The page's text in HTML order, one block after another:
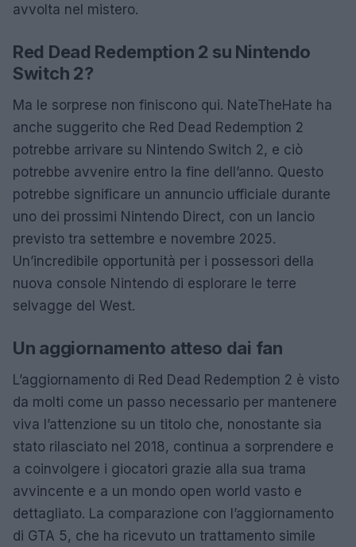
avvolta nel mistero.
Red Dead Redemption 2 su Nintendo
Switch 2?
Ma le sorprese non finiscono qui. NateTheHate ha
anche suggerito che Red Dead Redemption 2
potrebbe arrivare su Nintendo Switch 2, e ciò
potrebbe avvenire entro la fine dell’anno. Questo
potrebbe significare un annuncio ufficiale durante
uno dei prossimi Nintendo Direct, con un lancio
previsto tra settembre e novembre 2025.
Un’incredibile opportunità per i possessori della
nuova console Nintendo di esplorare le terre
selvagge del West.
Un aggiornamento atteso dai fan
L’aggiornamento di Red Dead Redemption 2 è visto
da molti come un passo necessario per mantenere
viva l’attenzione su un titolo che, nonostante sia
stato rilasciato nel 2018, continua a sorprendere e
a coinvolgere i giocatori grazie alla sua trama
avvincente e a un mondo open world vasto e
dettagliato. La comparazione con l’aggiornamento
di GTA 5, che ha ricevuto un trattamento simile